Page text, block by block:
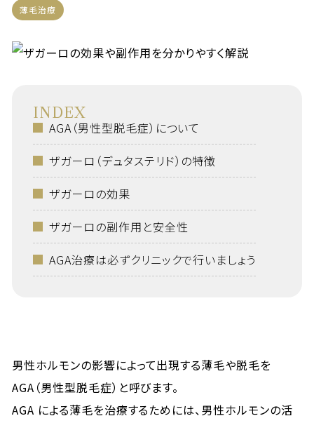
薄毛治療
INDEX
AGA（男性型脱毛症）について
ザガーロ（デュタステリド）の特徴
ザガーロの効果
ザガーロの副作用と安全性
AGA治療は必ずクリニックで行いましょう
男性ホルモンの影響によって出現する薄毛や脱毛を
AGA（男性型脱毛症）と呼びます。
AGA による薄毛を治療するためには、男性ホルモンの活